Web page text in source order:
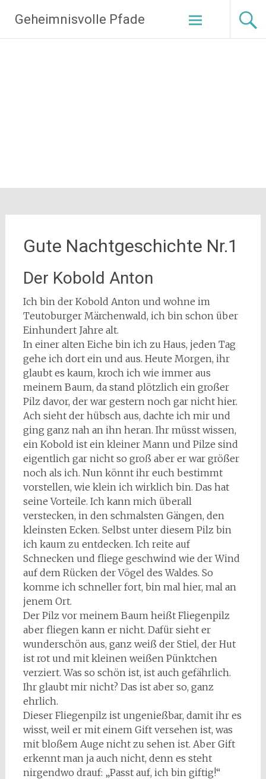
Inhalt
springen
Geheimnisvolle Pfade
Gute Nachtgeschichte Nr.1
Der Kobold Anton
Ich bin der Kobold Anton und wohne im
Teutoburger Märchenwald, ich bin schon über
Einhundert Jahre alt.
In einer alten Eiche bin ich zu Haus, jeden Tag
gehe ich dort ein und aus. Heute Morgen, ihr
glaubt es kaum, kroch ich wie immer aus
meinem Baum, da stand plötzlich ein großer
Pilz davor, der war gestern noch gar nicht hier.
Ach sieht der hübsch aus, dachte ich mir und
ging ganz nah an ihn heran. Ihr müsst wissen,
ein Kobold ist ein kleiner Mann und Pilze sind
eigentlich gar nicht so groß aber er war größer
noch als ich. Nun könnt ihr euch bestimmt
vorstellen, wie klein ich wirklich bin. Das hat
seine Vorteile. Ich kann mich überall
verstecken, in den schmalsten Gängen, den
kleinsten Ecken. Selbst unter diesem Pilz bin
ich kaum zu entdecken. Ich reite auf
Schnecken und fliege geschwind wie der Wind
auf dem Rücken der Vögel des Waldes. So
komme ich schneller fort, bin mal hier, mal an
jenem Ort.
Der Pilz vor meinem Baum heißt Fliegenpilz
aber fliegen kann er nicht. Dafür sieht er
wunderschön aus, ganz weiß der Stiel, der Hut
ist rot und mit kleinen weißen Pünktchen
verziert. Was so schön ist, ist auch gefährlich.
Ihr glaubt mir nicht? Das ist aber so, ganz
ehrlich.
Dieser Fliegenpilz ist ungenießbar, damit ihr es
wisst, weil er mit einem Gift versehen ist, was
mit bloßem Auge nicht zu sehen ist. Aber Gift
erkennt man ja auch nicht, denn es steht
nirgendwo drauf: „Passt auf, ich bin giftig!“